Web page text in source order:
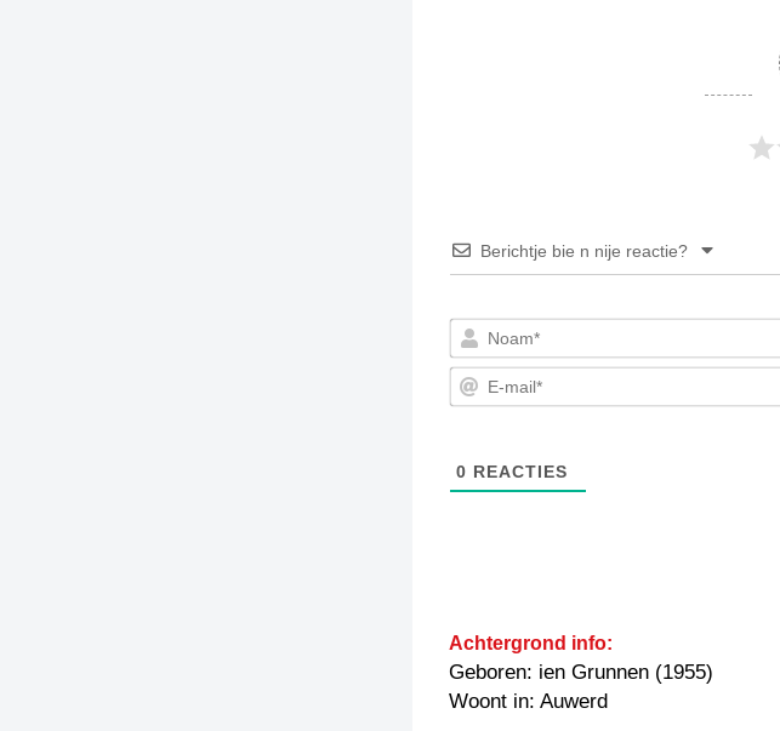
Berichtje bie n nije reactie?
0 REACTIES
Achtergrond info:
Geboren: ien Grunnen (1955)
Woont in: Auwerd